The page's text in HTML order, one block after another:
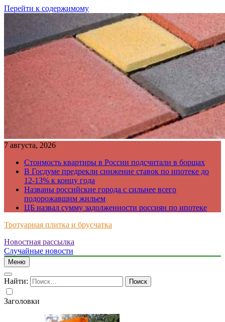
Перейти к содержимому
7 августа, 2026
Стоимость квартиры в России подсчитали в борщах
В Госдуме предрекли снижение ставок по ипотеке до
12-13% к концу года
Названы российские города с сильнее всего
подорожавшим жильем
ЦБ назвал сумму задолженности россиян по ипотеке
Тротуарная плитка и брусчатка
Just another WordPress site
Новостная рассылка
Случайные новости
Меню
Найти:
Заголовки